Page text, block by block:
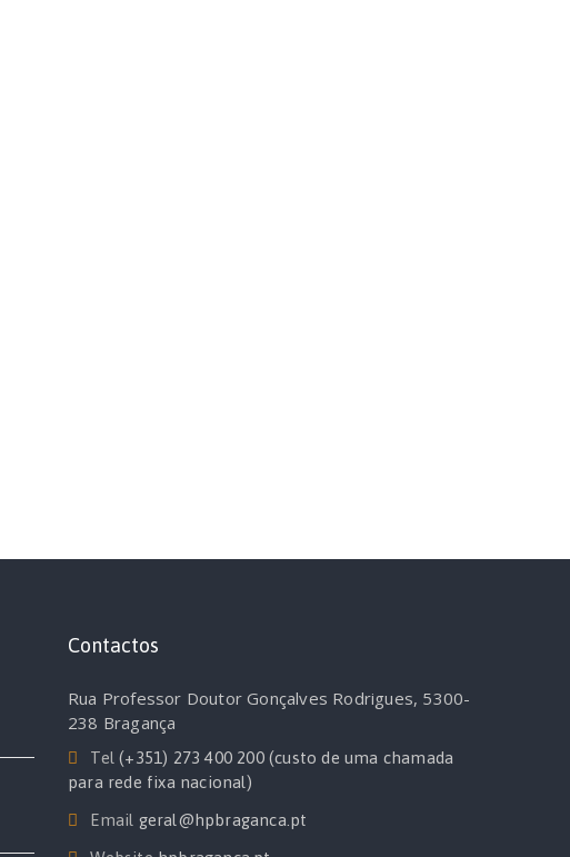
Contactos
Rua Professor Doutor Gonçalves Rodrigues, 5300-
238 Bragança
Tel(+351) 273 400 200 (custo de uma chamada
para rede fixa nacional)
Email geral@hpbraganca.pt